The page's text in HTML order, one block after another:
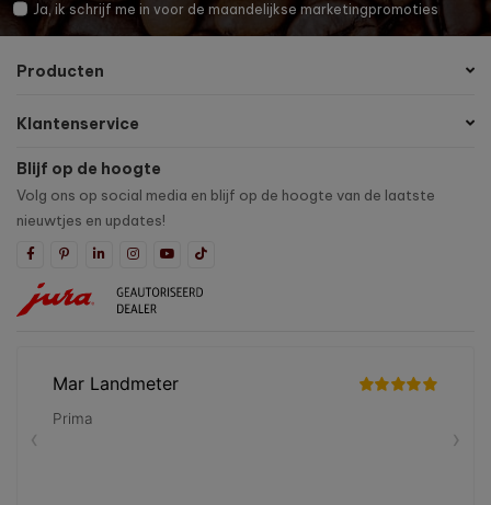
Ja, ik schrijf me in voor de maandelijkse marketingpromoties
Producten
Klantenservice
Blijf op de hoogte
Volg ons op social media en blijf op de hoogte van de laatste
nieuwtjes en updates!